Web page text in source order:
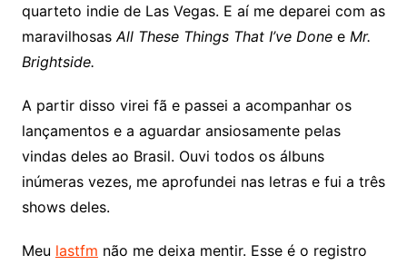
quarteto indie de Las Vegas. E aí me deparei com as
maravilhosas All These Things That I’ve Donee Mr.
Brightside.
A partir disso virei fã e passei a acompanhar os
lançamentos e a aguardar ansiosamente pelas
vindas deles ao Brasil. Ouvi todos os álbuns
inúmeras vezes, me aprofundei nas letras e fui a três
shows deles.
Meu lastfm não me deixa mentir. Esse é o registro